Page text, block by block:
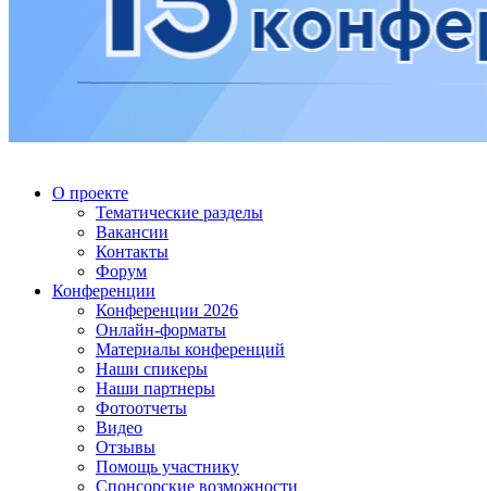
О проекте
Тематические разделы
Вакансии
Контакты
Форум
Конференции
Конференции 2026
Онлайн-форматы
Материалы конференций
Наши спикеры
Наши партнеры
Фотоотчеты
Видео
Отзывы
Помощь участнику
Спонсорские возможности